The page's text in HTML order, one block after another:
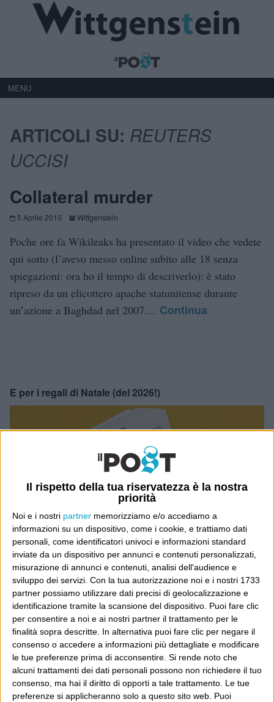
Il rispetto della tua riservatezza è la nostra
priorità
Noi e i nostri partner memorizziamo e/o accediamo a
informazioni su un dispositivo, come i cookie, e trattiamo dati
personali, come identificatori univoci e informazioni standard
inviate da un dispositivo per annunci e contenuti personalizzati,
misurazione di annunci e contenuti, analisi dell'audience e
sviluppo dei servizi. Con la tua autorizzazione noi e i nostri 1733
partner possiamo utilizzare dati precisi di geolocalizzazione e
identificazione tramite la scansione del dispositivo. Puoi fare clic
per consentire a noi e ai nostri partner il trattamento per le
finalità sopra descritte. In alternativa puoi fare clic per negare il
consenso o accedere a informazioni più dettagliate e modificare
le tue preferenze prima di acconsentire. Si rende noto che
alcuni trattamenti dei dati personali possono non richiedere il tuo
consenso, ma hai il diritto di opporti a tale trattamento. Le tue
preferenze si applicheranno solo a questo sito web. Puoi
MENU
ARTICOLI SU: REUTERS
UCCISI
Collateral murder
5 Aprile 2010 Wittgenstein
Poche ore fa Wikileaks ha presentato il video che vedete
qui sotto (l’avevo messo online subito alle 18 senza
spiegazioni: ora ho il tempo di descriverlo): è stato
ripreso da un elicottero apache statunitense durante
un’azione a Baghdad nel 2007.... Continua
E per i regali di Natale (del 2026!)